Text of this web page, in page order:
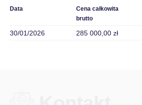
Data
Cena całkowita
brutto
30/01/2026 285 000,00 zł